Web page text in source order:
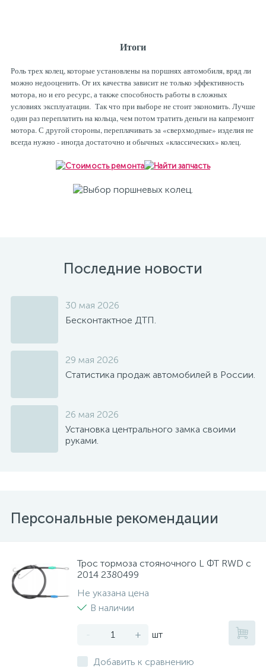
Итоги
Роль трех колец, которые установлены на поршнях автомобиля, вряд ли
можно недооценить. От их качества зависит не только эффективность
мотора, но и его ресурс, а также способность работы в сложных
условиях эксплуатации. Так что при выборе не стоит экономить. Лучше
один раз переплатить на кольца, чем потом тратить деньги на капремонт
мотора. С другой стороны, переплачивать за «сверхмодные» изделия не
всегда нужно - иногда достаточно и обычных «классических» колец.
Последние новости
30 мая 2026
Бесконтактное ДТП.
29 мая 2026
Статистика продаж автомобилей в России.
26 мая 2026
Установка центрального замка своими
руками.
Персональные рекомендации
Трос тормоза стояночного L ФТ RWD с
2014 2380499
Не указана цена
В наличии
- + шт
Добавить к сравнению